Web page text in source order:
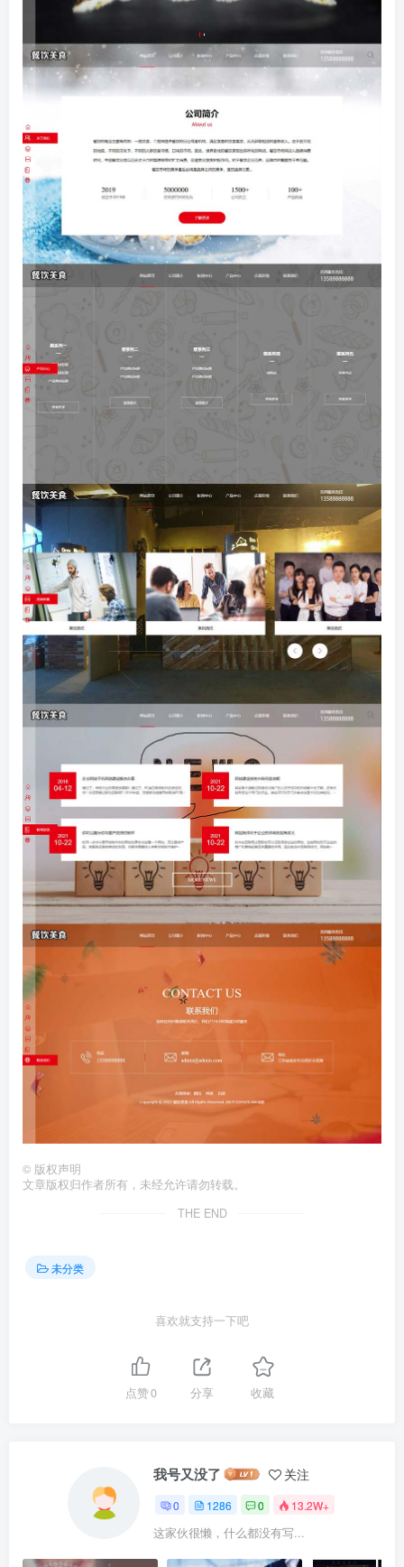
© 版权声明
文章版权归作者所有，未经允许请勿转载。
THE END
未分类
喜欢就支持一下吧
点赞0 分享 收藏
我号又没了 关注
0 1286 0 13.2W+
这家伙很懒，什么都没有写...